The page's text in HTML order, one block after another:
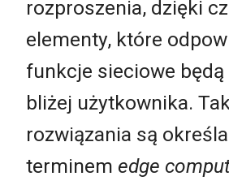
rozproszenia, dzięki
elementy, które
funkcje sieciowe będą
bliżej użytkownika.
rozwiązania są
terminem edge